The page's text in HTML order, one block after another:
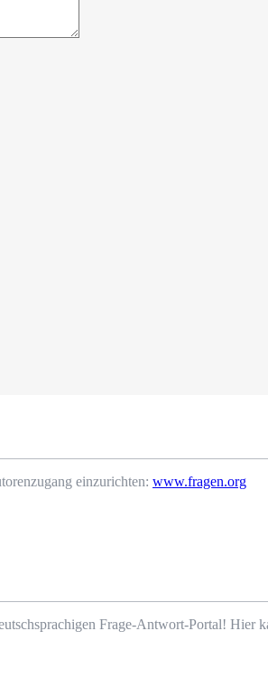
einzurichten: www.fragen.org
Frage-Antwort-Portal! Hier